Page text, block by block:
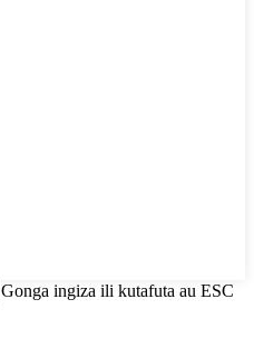
Gonga ingiza ili kutafuta au ESC